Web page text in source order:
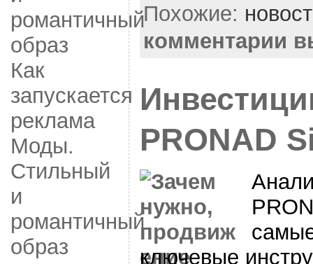
Как
запускается
реклама
Моды.
Стильный
и
романтичный
образ
Похожие:
комментарии
PRONAD
ключевые